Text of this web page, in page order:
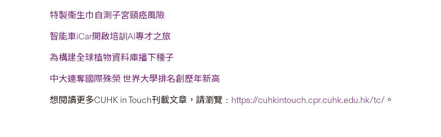
特製衞生巾自測子宮頸癌風險
智能車iCar開啟培訓AI專才之旅
為構建全球植物資料庫播下種子
中大連奪國際殊榮 世界大學排名創歷年新高
想閱讀更多CUHK in Touch刊載文章，請瀏覽﹕ https://cuhkintouch.cpr.cuhk.edu.hk/tc/ 。